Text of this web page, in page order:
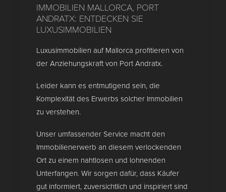
IMMOBILIEN MALLORCA, PORT
ANDRATX: ENTDECKEN SIE
LUXUSIMMOBILIEN
Luxusimmobilien auf Mallorca profitieren von
der Anziehungskraft von Port Andratx.
Leider kann es entmutigend sein, die
Komplexität des Erwerbs solcher Immobilien
zu verstehen.
Unser umfassender Service macht den
Immobilienerwerb an diesem verlockenden
Ort zu einem nahtlosen und lohnenden
Unterfangen. Wir sorgen dafür, dass Käufer
gut informiert, zuversichtlich und inspiriert sind